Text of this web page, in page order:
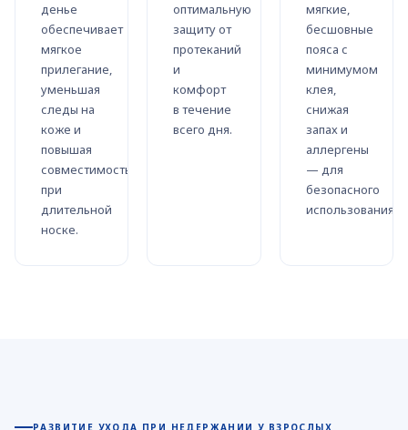
денье
обеспечивает
мягкое
прилегание,
уменьшая
следы на
коже и
повышая
совместимость
при
длительной
носке.
оптимальную
защиту от
протеканий
и
комфорт
в течение
всего дня.
мягкие,
бесшовные
пояса с
минимумом
клея,
снижая
запах и
аллергены
— для
безопасного
использования.
РАЗВИТИЕ УХОДА ПРИ НЕДЕРЖАНИИ У ВЗРОСЛЫХ